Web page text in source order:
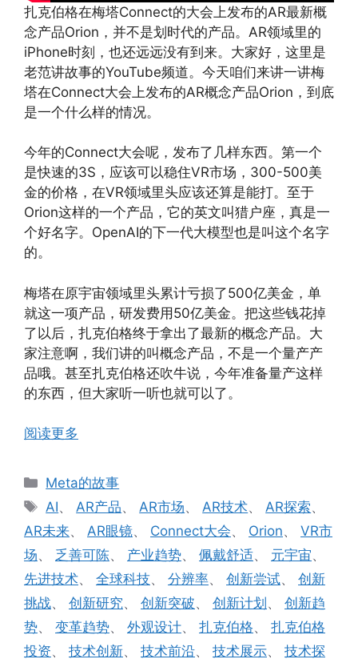
扎克伯格在梅塔Connect的大会上发布的AR最新概
念产品Orion，并不是划时代的产品。AR领域里的
iPhone时刻，也还远远没有到来。大家好，这里是
老范讲故事的YouTube频道。今天咱们来讲一讲梅
塔在Connect大会上发布的AR概念产品Orion，到底
是一个什么样的情况。
今年的Connect大会呢，发布了几样东西。第一个
是快速的3S，应该可以稳住VR市场，300-500美
金的价格，在VR领域里头应该还算是能打。至于
Orion这样的一个产品，它的英文叫猎户座，真是一
个好名字。OpenAI的下一代大模型也是叫这个名字
的。
梅塔在原宇宙领域里头累计亏损了500亿美金，单
就这一项产品，研发费用50亿美金。把这些钱花掉
了以后，扎克伯格终于拿出了最新的概念产品。大
家注意啊，我们讲的叫概念产品，不是一个量产产
品哦。甚至扎克伯格还吹牛说，今年准备量产这样
的东西，但大家听一听也就可以了。
阅读更多
分
类
Meta的故事
标
签
AI、AR产品、AR市场、AR技术、AR探索、
AR未来、 AR眼镜、 Connect大会、 Orion、 VR市
场、 乏善可陈、 产业趋势、 佩戴舒适、 元宇宙、
先进技术、 全球科技、 分辨率、 创新尝试、 创新
挑战、 创新研究、 创新突破、 创新计划 、 创新趋
势、 变革趋势、 外观设计、 扎克伯格、 扎克伯格
投资、 技术创新、 技术前沿、 技术展示、 技术探